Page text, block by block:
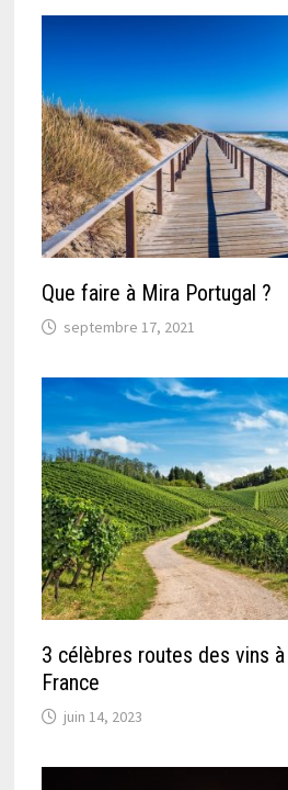
Que faire à Mira Portugal ?
septembre 17, 2021
3 célèbres routes des vins
France
juin 14, 2023